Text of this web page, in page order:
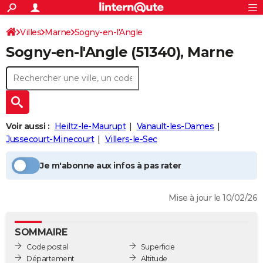
ACTUALITÉS
Politique
Société
Faits Divers
Education
Monde
Villes
+
SPORT
Coupe du monde 2026
Football
Tennis
Cyclisme
Rugby
Forum
CULTURE
Programme TV
TNTStreaming
Cinéma
Sorties cinéma
Musique
Retraite
Impôts
Epargne
Immobilier
Risques naturels par ville
Banque
Assurance
Crédit
AUTO
Essais
Réserver un essai
Citadines
Berlines
SUV
Forum auto
+
Mobiles
Meilleur smartphone
Internet
Ordinateurs
Jeux vidéo
Guide high-tech
+BRICOLAGE
Forum
Aménagement intérieur
Extérieur
Cuisine
Salle de bains
Jardinage
Rangement
+WEEK-END
Art de vivre
Bien-être
Loisirs
Mode
Modes de vie
SANTE
Alimentation
Guide de la santé
Maladies
Médicaments
Sommeil
VOYAGE
S'inscrire
Connexion
Villes Marne Sogny-en-l'Angle
Sogny-en-l'Angle(51340), Marne
Voir aussi : Heiltz-le-Maurupt
Vanault-les-Dames
Jussecourt-Minecourt
Villers-le-Sec
Je m'abonne aux infos à pas rater
Mise à jour le 10/02/26
SOMMAIRE
Code postal
Département
Superficie
Altitude